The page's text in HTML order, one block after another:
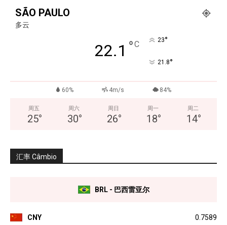
SÃO PAULO
多云
22.1 °C 23°
21.8°
60% 4m/s 84%
周五
25°
周六
30°
周日
26°
周一
18°
周二
14°
汇率 Câmbio
BRL - 巴西雷亚尔
CNY 0.7589